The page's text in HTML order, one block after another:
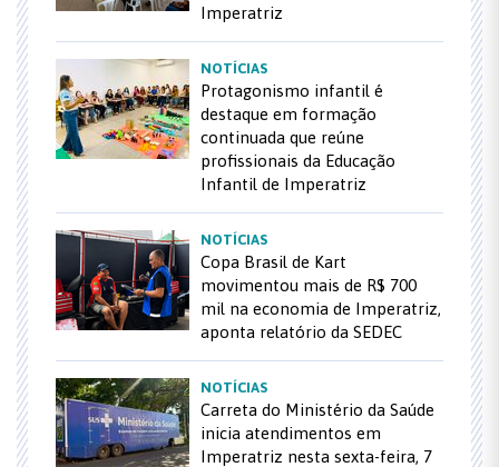
Imperatriz
NOTÍCIAS
Protagonismo infantil é
destaque em formação
continuada que reúne
profissionais da Educação
Infantil de Imperatriz
NOTÍCIAS
Copa Brasil de Kart
movimentou mais de R$ 700
mil na economia de Imperatriz,
aponta relatório da SEDEC
NOTÍCIAS
Carreta do Ministério da Saúde
inicia atendimentos em
Imperatriz nesta sexta-feira, 7